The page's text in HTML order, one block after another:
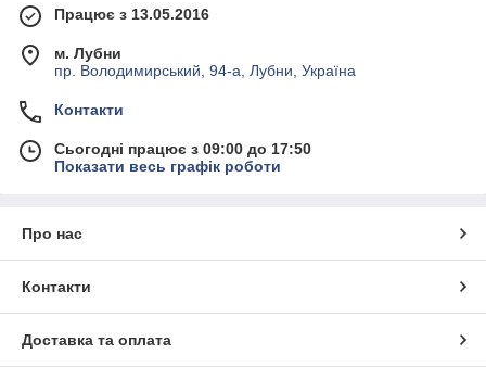
Працює з 13.05.2016
м. Лубни
пр. Володимирський, 94-а, Лубни, Україна
Контакти
Сьогодні працює з 09:00 до 17:50
Показати весь графік роботи
Про нас
Контакти
Доставка та оплата